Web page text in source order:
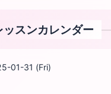
ッスンカレンダー
01-31 (Fri)